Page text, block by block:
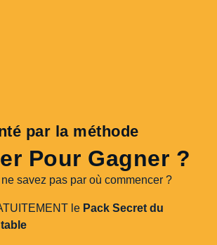
par la méthode
Pour Gagner ?
savez pas par où commencer ?
le Pack Secret du